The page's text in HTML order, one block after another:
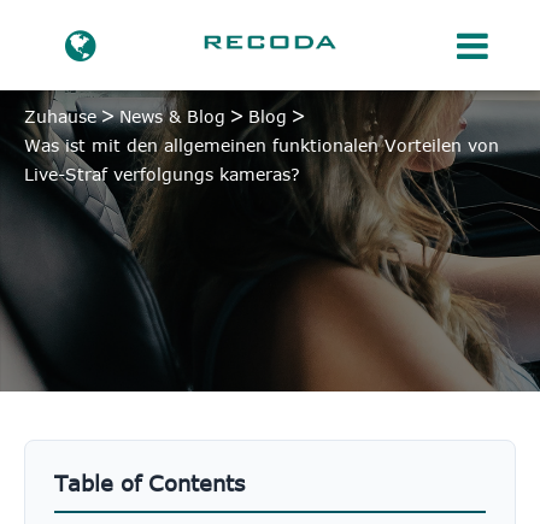
Zuhause News & Blog
Blog
Was ist mit den allgemeinen funktionalen Vorteilen von
Live-Straf verfolgungs kameras?
Table of Contents